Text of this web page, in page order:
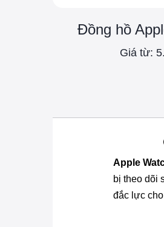
Đồng hồ
Giá từ:
Apple
bị theo dõi
đắc lực